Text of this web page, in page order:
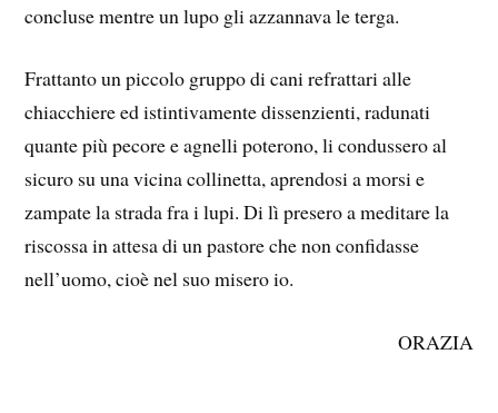
concluse mentre un lupo gli azzannava le terga.
Frattanto un piccolo gruppo di cani refrattari alle
chiacchiere ed istintivamente dissenzienti, radunati
quante più pecore e agnelli poterono, li condussero al
sicuro su una vicina collinetta, aprendosi a morsi e
zampate la strada fra i lupi. Di lì presero a meditare la
riscossa in attesa di un pastore che non confidasse
nell’uomo, cioè nel suo misero io.
ORAZIA